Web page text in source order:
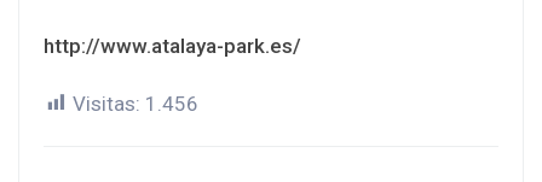
http://www.atalaya-park.es/
Visitas: 1.456